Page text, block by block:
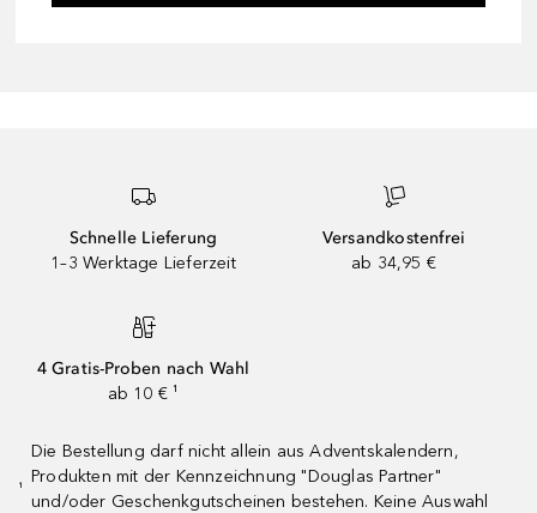
Schnelle Lieferung
1–3 Werktage Lieferzeit
Versandkostenfrei
ab 34,95 €
4 Gratis-Proben nach Wahl
ab 10 € ¹
¹
Die Bestellung darf nicht allein aus Adventskalendern,
Produkten mit der Kennzeichnung "Douglas Partner"
und/oder Geschenkgutscheinen bestehen. Keine Auswahl